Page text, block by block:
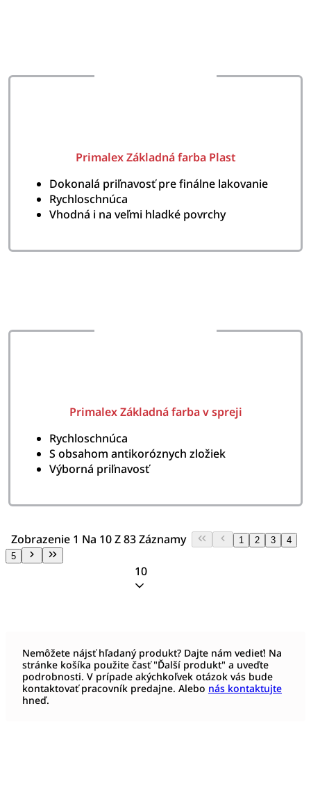
Primalex Základná farba Plast
Dokonalá priľnavosť pre finálne lakovanie
Rychloschnúca
Vhodná i na veľmi hladké povrchy
Primalex Základná farba v spreji
Rychloschnúca
S obsahom antikoróznych zložiek
Výborná priľnavosť
Zobrazenie 1 Na 10 Z 83 Záznamy 1 2 3
4
5
10
Nemôžete nájsť hľadaný produkt? Dajte nám vedieť! Na
stránke košíka použite časť "Ďalší produkt" a uveďte
podrobnosti. V prípade akýchkoľvek otázok vás bude
kontaktovať pracovník predajne. Alebo nás kontaktujte
hneď.